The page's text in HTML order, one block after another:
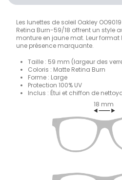
Les lunettes de soleil Oakley
Retina Burn-59/18 offrent un style
monture en jaune mat. Leur
une présence marquante.
Taille : 59 mm (largeur des
Coloris : Matte Retina Burn
Forme : Large
Protection 100% UV
Inclus : Étui et chiffon de
18 mm